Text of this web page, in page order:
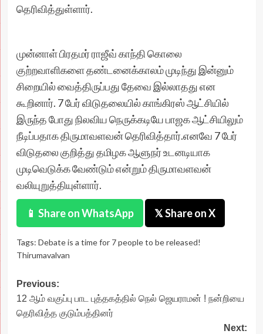
தெரிவித்துள்ளார்.
முன்னாள் பிரதமர் ராஜீவ் காந்தி கொலை
குற்றவாளிகளை தண்டனைக்காலம் முடிந்து இன்னும்
சிறையில் வைத்திருப்பது தேவை இல்லாதது என
கூறினார். 7 பேர் விடுதலையில் காங்கிரஸ் ஆட்சியில்
இருந்த போது நிலவிய நெருக்கடியே பாஜக ஆட்சியிலும்
நீடிப்பதாக திருமாவளவன் தெரிவித்தார்.எனவே 7 பேர்
விடுதலை குறித்து தமிழக ஆளுநர் உடனடியாக
முடிவெடுக்க வேண்டும் என்றும் திருமாவளவன்
வலியுறுத்தியுள்ளார்.
📱 Share on WhatsApp 𝕏 Share on X
Tags: Debate is a time for 7 people to be released!
Thirumavalvan
Post
navigation
Previous:
12 ஆம் வகுப்பு பாட புத்தகத்தில் நெல் ஜெயராமன் ! நன்றியை
தெரிவித்த குடும்பத்தினர்
Next: